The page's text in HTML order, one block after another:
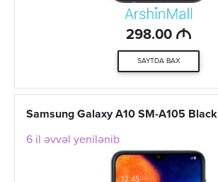
298.00 M
SAYTDA BAX
Samsung Galaxy A10 SM-A105 Black
6 il əvvəl yenilənib